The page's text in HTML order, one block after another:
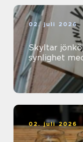
02. juli 2026
Skyltar jönköping så
synlighet
02. juli 2026